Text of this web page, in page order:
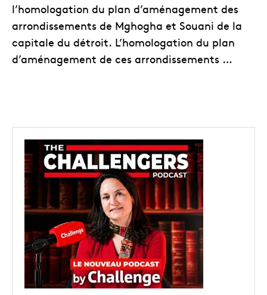
l’homologation du plan d’aménagement des
arrondissements de Mghogha et Souani de la
capitale du détroit. L’homologation du plan
d’aménagement de ces arrondissements …